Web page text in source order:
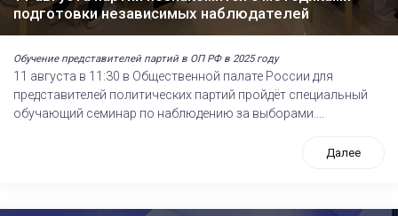
подготовки независимых наблюдателей
Обучение представителей партий в ОП РФ в 2025 году
11 августа в 11:30 в Общественной палате России для
представителей политических партий пройдёт специальный
обучающий семинар по наблюдению за выборами....
Далее